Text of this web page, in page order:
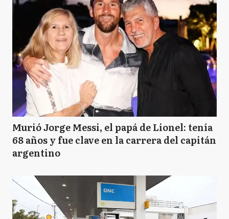
M Mercedes
M Merlo
M Moreno
M
N Navarro
Murió Jorge Messi, el papá de Lionel: tenía
68 años y fue clave en la carrera del capitán
argentino